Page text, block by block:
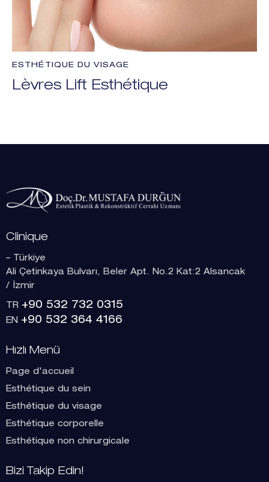
Lèvres Lift Esthétique
ESTHÉTIQUE DU VISAGE
Clinique
– Türkiye
Ali Çetinkaya Bulvarı, Beler Apt. No.2 Kat:2 Alsancak
/ İzmir
TR +90 532 732 0315
EN +90 532 364 4166
Hızlı Menü
Page d'accueil
Esthétique du sein
Esthétique du visage
Esthétique corporelle
Esthétique non chirurgicale
Bizi Takip Edin!